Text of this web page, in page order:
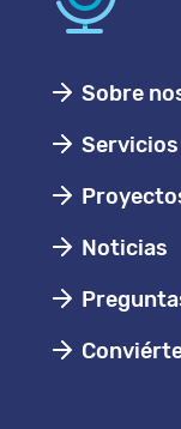
Sobre
Servicios
Noticias